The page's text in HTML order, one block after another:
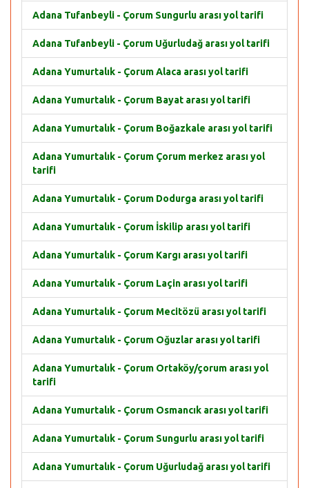
Adana Tufanbeyli - Çorum Sungurlu arası yol tarifi
Adana Tufanbeyli - Çorum Uğurludağ arası yol tarifi
Adana Yumurtalık - Çorum Alaca arası yol tarifi
Adana Yumurtalık - Çorum Bayat arası yol tarifi
Adana Yumurtalık - Çorum Boğazkale arası yol tarifi
Adana Yumurtalık - Çorum Çorum merkez arası yol
tarifi
Adana Yumurtalık - Çorum Dodurga arası yol tarifi
Adana Yumurtalık - Çorum İskilip arası yol tarifi
Adana Yumurtalık - Çorum Kargı arası yol tarifi
Adana Yumurtalık - Çorum Laçin arası yol tarifi
Adana Yumurtalık - Çorum Mecitözü arası yol tarifi
Adana Yumurtalık - Çorum Oğuzlar arası yol tarifi
Adana Yumurtalık - Çorum Ortaköy/çorum arası yol
tarifi
Adana Yumurtalık - Çorum Osmancık arası yol tarifi
Adana Yumurtalık - Çorum Sungurlu arası yol tarifi
Adana Yumurtalık - Çorum Uğurludağ arası yol tarifi